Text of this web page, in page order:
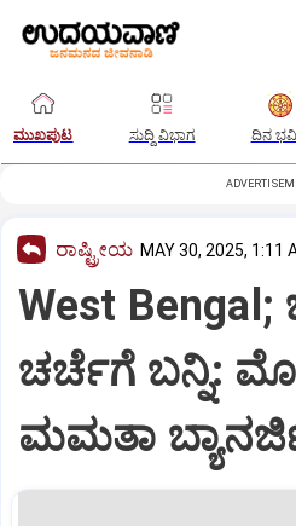
ಮುಖಪುಟ ಸುದ್ದಿ ವಿಭಾಗ ದಿನ
ರಾಷ್ಟ್ರೀಯ MAY 30, 2025, 1:11
West
ಚರ್ಚೆಗೆ ಬನ್ನಿ:
ಮಮತಾ